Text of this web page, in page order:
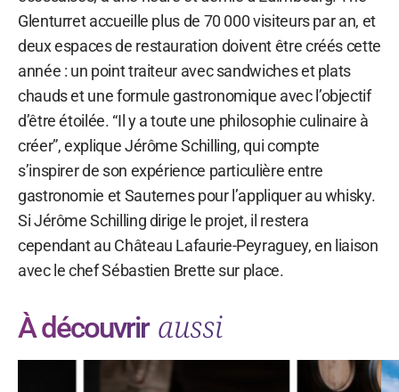
Glenturret accueille plus de 70 000 visiteurs par an, et
deux espaces de restauration doivent être créés cette
année : un point traiteur avec sandwiches et plats
chauds et une formule gastronomique avec l’objectif
d’être étoilée. “Il y a toute une philosophie culinaire à
créer”, explique Jérôme Schilling, qui compte
s’inspirer de son expérience particulière entre
gastronomie et Sauternes pour l’appliquer au whisky.
Si Jérôme Schilling dirige le projet, il restera
cependant au Château Lafaurie-Peyraguey, en liaison
avec le chef Sébastien Brette sur place.
À découvrir aussi